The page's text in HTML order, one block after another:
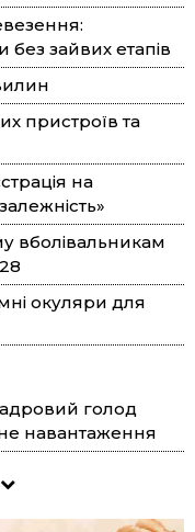
без зайвих етапів
пристроїв та
на
вболівальникам
окуляри для
голод
навантаження